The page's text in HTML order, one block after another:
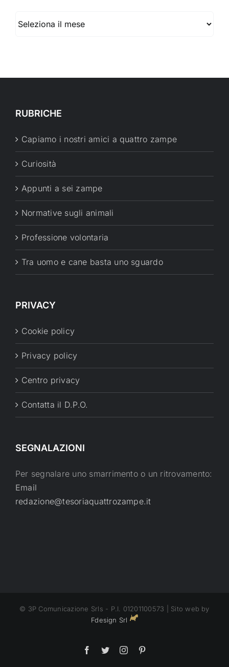
RUBRICHE
Capiamo i nostri amici a quattro zampe
Curiosità
Appunti a sei zampe
Normative sugli animali
Professione volontaria
Tra uomo e cane basta uno sguardo
PRIVACY
Cookie policy
Privacy policy
Centro privacy
Contatta il D.P.O.
SEGNALAZIONI
Per segnalare uno smarrimento o un ritrovamento:
Email
redazione@tesoriaquattrozampe.it
© 3P Comunicazione Srls - P.I. 01201100573 | Sito web by
Fdesign Srl
Facebook
TwitterInstagram